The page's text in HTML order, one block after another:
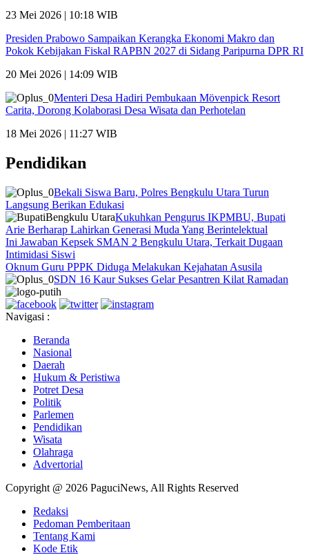
23 Mei 2026 | 10:18 WIB
Presiden Prabowo Sampaikan Kerangka Ekonomi Makro dan
Pokok Kebijakan Fiskal RAPBN 2027 di Sidang Paripurna DPR RI
20 Mei 2026 | 14:09 WIB
Menteri Desa Hadiri Pembukaan Mövenpick Resort
Carita, Dorong Kolaborasi Desa Wisata dan Perhotelan
18 Mei 2026 | 11:27 WIB
Pendidikan
Bekali Siswa Baru, Polres Bengkulu Utara Turun
Langsung Berikan Edukasi
Kukuhkan Pengurus IKPMBU, Bupati
Arie Berharap Lahirkan Generasi Muda Yang Berintelektual
Ini Jawaban Kepsek SMAN 2 Bengkulu Utara, Terkait Dugaan
Intimidasi Siswi
Oknum Guru PPPK Diduga Melakukan Kejahatan Asusila
SDN 16 Kaur Sukses Gelar Pesantren Kilat Ramadan
Navigasi :
Beranda
Nasional
Daerah
Hukum & Peristiwa
Potret Desa
Politik
Parlemen
Pendidikan
Wisata
Olahraga
Advertorial
Copyright @ 2026 PaguciNews, All Rights Reserved
Redaksi
Pedoman Pemberitaan
Tentang Kami
Kode Etik